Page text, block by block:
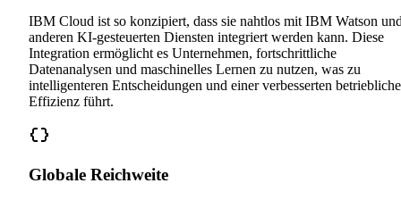
IBM Cloud ist so konzipiert, dass sie nahtlos mit IBM Watson
anderen KI-gesteuerten Diensten integriert werden kann. Diese
Integration ermöglicht es Unternehmen, fortschrittliche
Datenanalysen und maschinelles Lernen zu nutzen, was zu
intelligenteren Entscheidungen und einer verbesserten
Effizienz führt.
Globale Reichweite